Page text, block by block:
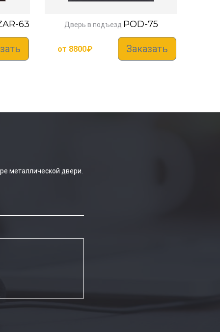
63 Дверь в подъезд POD-75
от 8800₽ Заказать
металлической двери.